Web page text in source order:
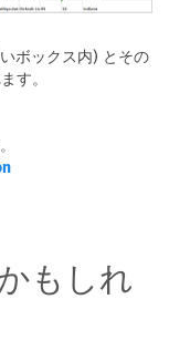
ボックス内) とその
す。
もしれ